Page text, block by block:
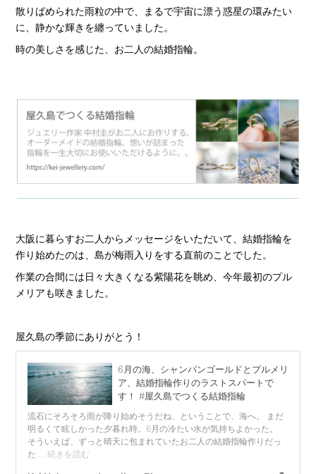
散りばめられた雨粒の中で、まるで宇宙に漂う惑星の環みたい
に、静かな輝きを纏っていました。
時の美しさを感じた、お二人の結婚指輪。
大阪に暮らすお二人からメッセージをいただいて、結婚指輪を
作り始めたのは、島が梅雨入りをする直前のことでした。
作業の合間には日々大きくなる紫陽花を眺め、今年最初のプル
メリアも咲きました。
屋久島の季節にありがとう！